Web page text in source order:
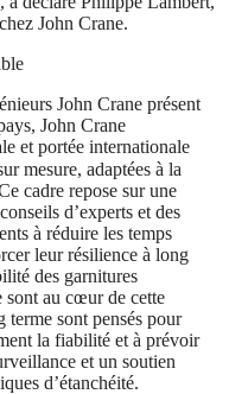
John Crane.
John Crane présent
John Crane
et portée internationale
mesure, adaptées à la
cadre repose sur une
d’experts et des
à réduire les temps
leur résilience à long
des garnitures
sont au cœur de cette
terme sont pensés pour
la fiabilité et à prévoir
et un soutien
d’étanchéité.